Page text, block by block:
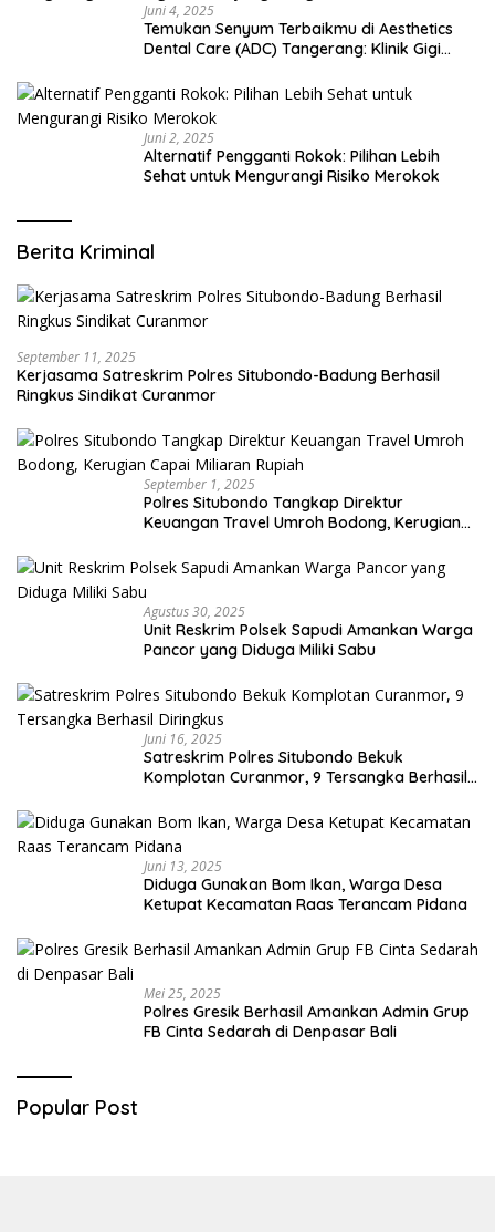
Juni 4, 2025
Temukan Senyum Terbaikmu di Aesthetics
Dental Care (ADC) Tangerang: Klinik Gigi
Juni 2, 2025
Alternatif Pengganti Rokok: Pilihan Lebih
Sehat untuk Mengurangi Risiko Merokok
Berita Kriminal
September 11, 2025
Kerjasama Satreskrim Polres Situbondo-Badung Berhasil
Ringkus Sindikat Curanmor
September 1, 2025
Polres Situbondo Tangkap Direktur
Keuangan Travel Umroh Bodong, Kerugian
Agustus 30, 2025
Unit Reskrim Polsek Sapudi Amankan Warga
Pancor yang Diduga Miliki Sabu
Juni 16, 2025
Satreskrim Polres Situbondo Bekuk
Komplotan Curanmor, 9 Tersangka Berhasil
Juni 13, 2025
Diduga Gunakan Bom Ikan, Warga Desa
Ketupat Kecamatan Raas Terancam Pidana
Mei 25, 2025
Polres Gresik Berhasil Amankan Admin Grup
FB Cinta Sedarah di Denpasar Bali
Popular Post